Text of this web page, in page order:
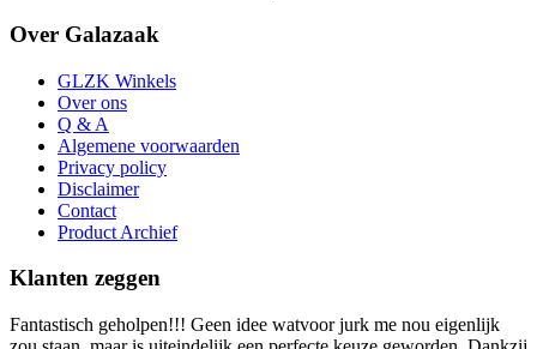
Over Galazaak
GLZK Winkels
Over ons
Q & A
Algemene voorwaarden
Privacy policy
Disclaimer
Contact
Product Archief
Klanten zeggen
Fantastisch geholpen!!! Geen idee watvoor jurk me nou eigenlijk